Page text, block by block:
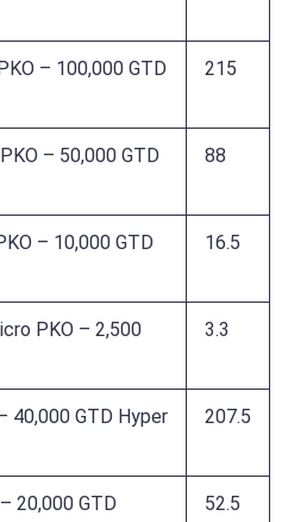
– 100,000 GTD 215
– 50,000 GTD 88
– 10,000 GTD 16.5
PKO – 2,500
3.3
40,000 GTD Hyper 207.5
20,000 GTD
52.5